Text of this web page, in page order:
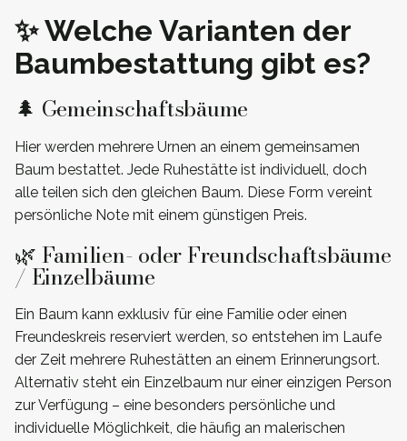
✨ Welche Varianten der
Baumbestattung gibt es?
🌲 Gemeinschaftsbäume
Hier werden mehrere Urnen an einem gemeinsamen
Baum bestattet. Jede Ruhestätte ist individuell, doch
alle teilen sich den gleichen Baum. Diese Form vereint
persönliche Note mit einem günstigen Preis.
🌿 Familien- oder Freundschaftsbäume
/ Einzelbäume
Ein Baum kann exklusiv für eine Familie oder einen
Freundeskreis reserviert werden, so entstehen im Laufe
der Zeit mehrere Ruhestätten an einem Erinnerungsort.
Alternativ steht ein Einzelbaum nur einer einzigen Person
zur Verfügung – eine besonders persönliche und
individuelle Möglichkeit, die häufig an malerischen